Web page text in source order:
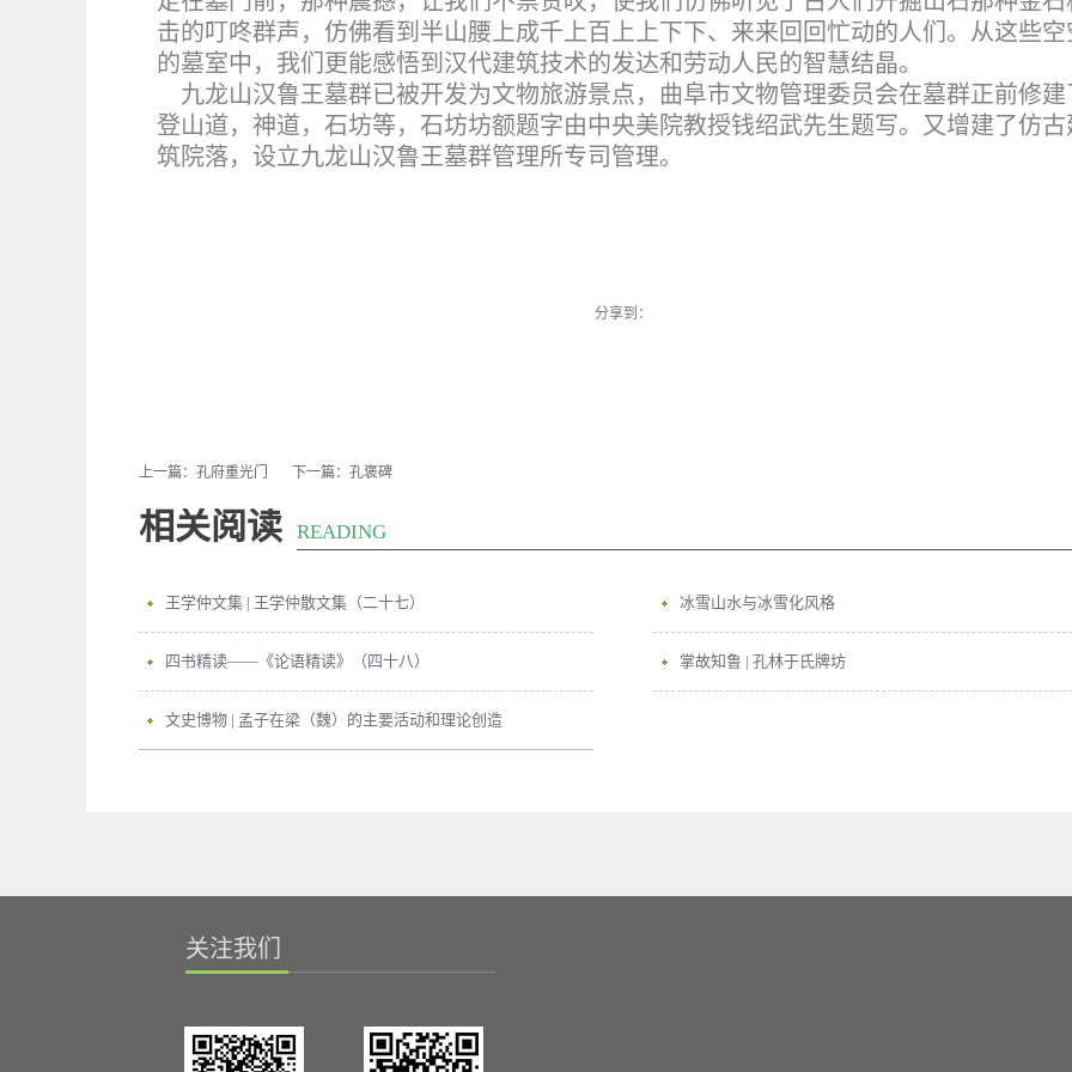
击的叮咚群声，仿佛看到半山腰上成千上百上上下下、来来回回忙动的人们。从这些空
的墓室中，我们更能感悟到汉代建筑技术的发达和劳动人民的智慧结晶。
九龙山汉鲁王墓群已被开发为文物旅游景点，曲阜市文物管理委员会在墓群正前修建
登山道，神道，石坊等，石坊坊额题字由中央美院教授钱绍武先生题写。又增建了仿古
筑院落，设立九龙山汉鲁王墓群管理所专司管理。
分享到：
上一篇： 孔府重光门 下一篇： 孔褒碑
相关阅读 READING
王学仲文集 | 王学仲散文集（二十七） 冰雪山水与冰雪化风格
四书精读——《论语精读》（四十八） 掌故知鲁 | 孔林于氏牌坊
文史博物 | 孟子在梁（魏）的主要活动和理论创造
关注我们